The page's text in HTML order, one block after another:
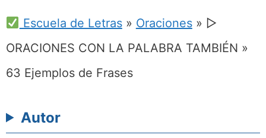
Escuela de Letras» Oraciones» ▷
ORACIONES CON LA PALABRA TAMBIÉN »
63 Ejemplos de Frases
Autor